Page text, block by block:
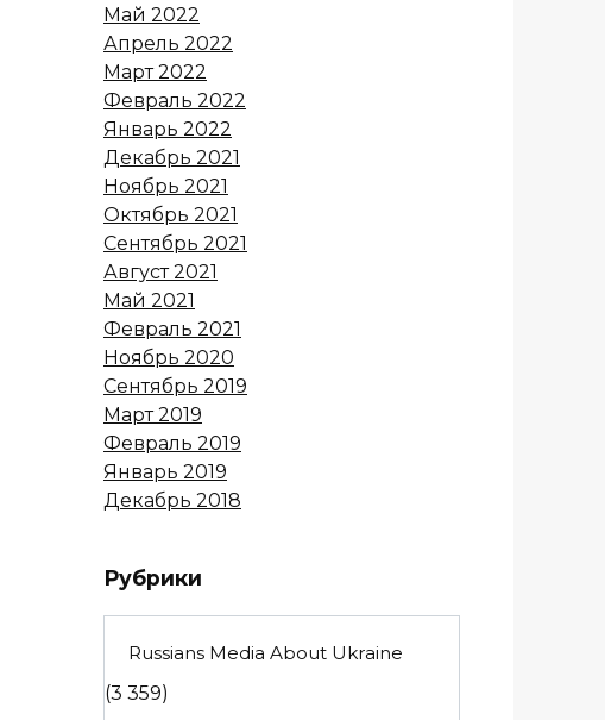
Май 2022
Апрель 2022
Март 2022
Февраль 2022
Январь 2022
Декабрь 2021
Ноябрь 2021
Октябрь 2021
Сентябрь 2021
Август 2021
Май 2021
Февраль 2021
Ноябрь 2020
Сентябрь 2019
Март 2019
Февраль 2019
Январь 2019
Декабрь 2018
Рубрики
Russians Media About Ukraine
(3 359)